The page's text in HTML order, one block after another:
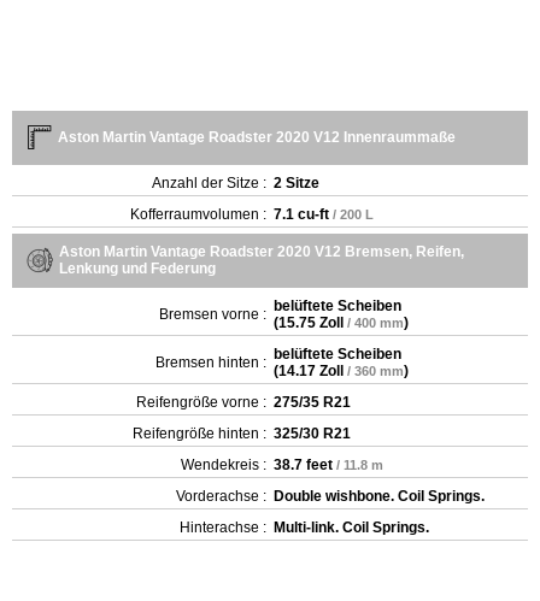
Aston Martin Vantage Roadster 2020 V12 Innenraummaße
Anzahl der Sitze : 2 Sitze
Kofferraumvolumen : 7.1 cu-ft / 200 L
Aston Martin Vantage Roadster 2020 V12 Bremsen, Reifen,
Lenkung und Federung
Bremsen vorne : belüftete Scheiben
(15.75 Zoll / 400 mm)
Bremsen hinten : belüftete Scheiben
(14.17 Zoll / 360 mm)
Reifengröße vorne : 275/35 R21
Reifengröße hinten : 325/30 R21
Wendekreis : 38.7 feet / 11.8 m
Vorderachse : Double wishbone. Coil Springs.
Hinterachse : Multi-link. Coil Springs.